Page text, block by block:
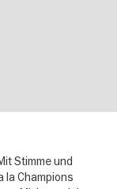
Stimme und
la Champions